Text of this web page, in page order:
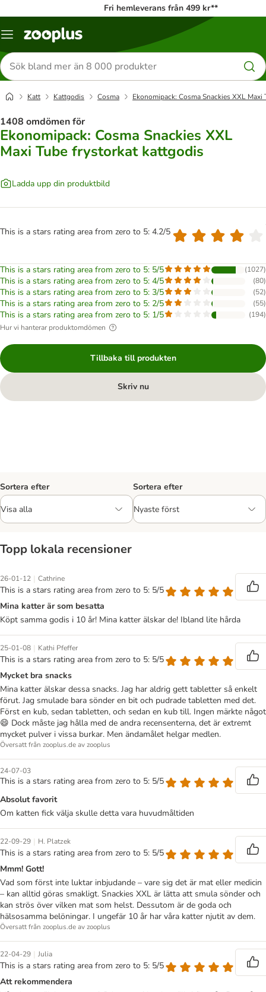
Fri hemleverans från 499 kr**
Katalogmeny
Sök
efter
produkter
Katt Kattgodis Cosma Ekonomipack: Cosma Snackies XXL
1408 omdömen för
Ekonomipack: Cosma Snackies XXL
Maxi Tube frystorkat kattgodis
Ladda upp din produktbild
This is a stars rating area from zero to 5: 4.2/5
This is a stars rating area from zero to 5: 5/5 (1027)
This is a stars rating area from zero to 5: 4/5 (80)
This is a stars rating area from zero to 5: 3/5 (52)
This is a stars rating area from zero to 5: 2/5 (55)
This is a stars rating area from zero to 5: 1/5 (194)
Hur vi hanterar produktomdömen
Tillbaka till produkten
Skriv nu
Sortera efter Sortera efter
Topp lokala recensioner
26-01-12 | Cathrine
This is a stars rating area from zero to 5: 5/5
Mina katter är som besatta
Köpt samma godis i 10 år! Mina katter älskar de! Ibland lite hårda
25-01-08 | Kathi Pfeffer
This is a stars rating area from zero to 5: 5/5
Mycket bra snacks
Mina katter älskar dessa snacks. Jag har aldrig gett tabletter så enkelt
förut. Jag smulade bara sönder en bit och pudrade tabletten med det.
Först en kub, sedan tabletten, och sedan en kub till. Ingen märkte något
😄 Dock måste jag hålla med de andra recensenterna, det är extremt
mycket pulver i vissa burkar. Men ändamålet helgar medlen.
Översatt från zooplus.de av zooplus
24-07-03
This is a stars rating area from zero to 5: 5/5
Absolut favorit
Om katten fick välja skulle detta vara huvudmåltiden
22-09-29 | H. Platzek
This is a stars rating area from zero to 5: 5/5
Mmm! Gott!
Vad som först inte luktar inbjudande – vare sig det är mat eller medicin
– kan alltid göras smakligt. Snackies XXL är lätta att smula sönder och
kan strös över vilken mat som helst. Dessutom är de goda och
hälsosamma belöningar. I ungefär 10 år har våra katter njutit av dem.
Översatt från zooplus.de av zooplus
22-04-29 | Julia
This is a stars rating area from zero to 5: 5/5
Att rekommendera